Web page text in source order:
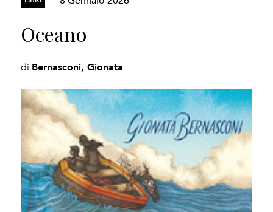
Oceano
di Bernasconi, Gionata